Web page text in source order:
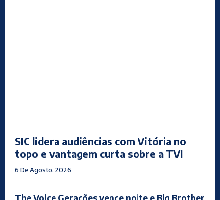
SIC lidera audiências com Vitória no
topo e vantagem curta sobre a TVI
6 De Agosto, 2026
The Voice Gerações vence noite e Big Brother